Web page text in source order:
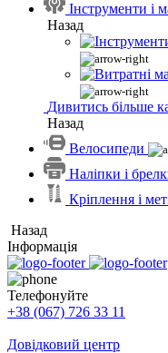
Інструменти і
Назад
Дивитись більше
Назад
Велосипеди
Наліпки і
Кріплення і
Назад
Інформація
Телефонуйте
+38 (067) 726 33 11
Довідковий центр